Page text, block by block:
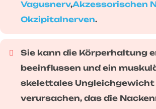
Vagusnerv,Akzessorischen
Okzipitalnerven.
Sie kann die Körperhaltung
beeinflussen und ein
skelettales Ungleichgewicht
verursachen, das die